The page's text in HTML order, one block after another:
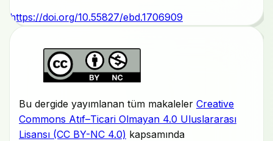
https://doi.org/10.55827/ebd.1706909
Bu dergide yayımlanan tüm makaleler Creative
Commons Atıf–Ticari Olmayan 4.0 Uluslararası
Lisansı (CC BY-NC 4.0) kapsamında